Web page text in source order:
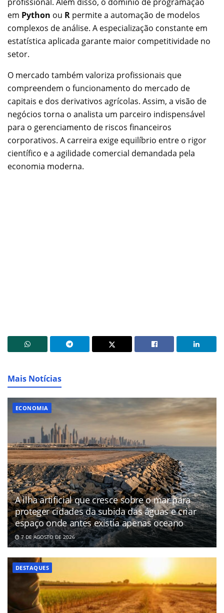
em Python ou R permite a automação de modelos
complexos de análise. A especialização constante em
estatística aplicada garante maior competitividade no
setor.
O mercado também valoriza profissionais que
compreendem o funcionamento do mercado de
capitais e dos derivativos agrícolas. Assim, a visão de
negócios torna o analista um parceiro indispensável
para o gerenciamento de riscos financeiros
corporativos. A carreira exige equilíbrio entre o rigor
científico e a agilidade comercial demandada pela
economia moderna.
Mais Notícias
ECONOMIA
A ilha artificial que cresce sobre o mar para
proteger cidades da subida das águas e criar
espaço onde antes existia apenas oceano
7 DE AGOSTO DE 2026
DESTAQUES